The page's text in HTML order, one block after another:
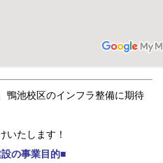
鴨池校区のインフラ整備に期待
いたします！
の事業目的■